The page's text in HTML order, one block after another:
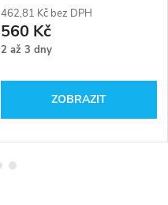
462,81 Kč bez DPH
560 Kč
2 až 3 dny
ZOBRAZIT